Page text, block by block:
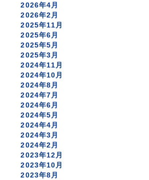
2026年4月
2026年2月
2025年11月
2025年6月
2025年5月
2025年3月
2024年11月
2024年10月
2024年8月
2024年7月
2024年6月
2024年5月
2024年4月
2024年3月
2024年2月
2023年12月
2023年10月
2023年8月